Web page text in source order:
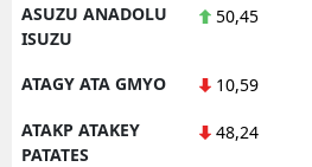
ASUZU ANADOLU
ISUZU
50,45
ATAGY ATA GMYO 10,59
ATAKP ATAKEY
PATATES
48,24